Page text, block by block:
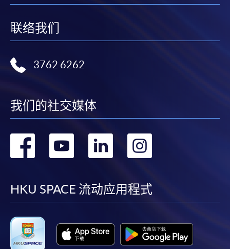
联络我们
3762 6262
我们的社交媒体
转
facebook
转
youtube
转
linkedin
HKU SPACE 流动应用程式